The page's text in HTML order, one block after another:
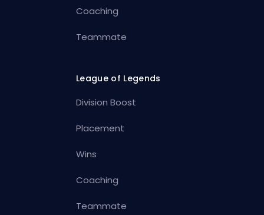
Coaching
Teammate
League of Legends
Division Boost
Placement
Wins
Coaching
Teammate